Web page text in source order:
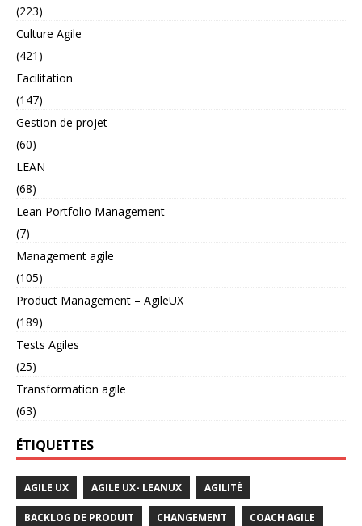
(223)
Culture Agile
(421)
Facilitation
(147)
Gestion de projet
(60)
LEAN
(68)
Lean Portfolio Management
(7)
Management agile
(105)
Product Management – AgileUX
(189)
Tests Agiles
(25)
Transformation agile
(63)
ÉTIQUETTES
AGILE UX AGILE UX- LEANUX AGILITÉ
BACKLOG DE PRODUIT CHANGEMENT COACH AGILE